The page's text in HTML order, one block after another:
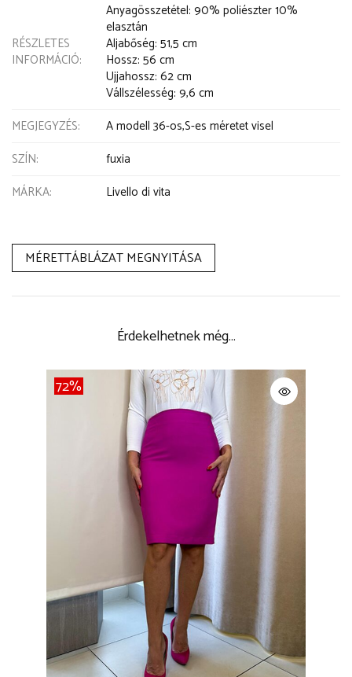
RÉSZLETES
INFORMÁCIÓ
Anyagösszetétel: 90% poliészter 10%
elasztán
Aljabőség: 51,5 cm
Hossz: 56 cm
Ujjahossz: 62 cm
Vállszélesség: 9,6 cm
MEGJEGYZÉS
A modell 36-os,S-es méretet visel
SZÍN
fuxia
MÁRKA
Livello di vita
MÉRETTÁBLÁZAT MEGNYITÁSA
Érdekelhetnek még…
72%